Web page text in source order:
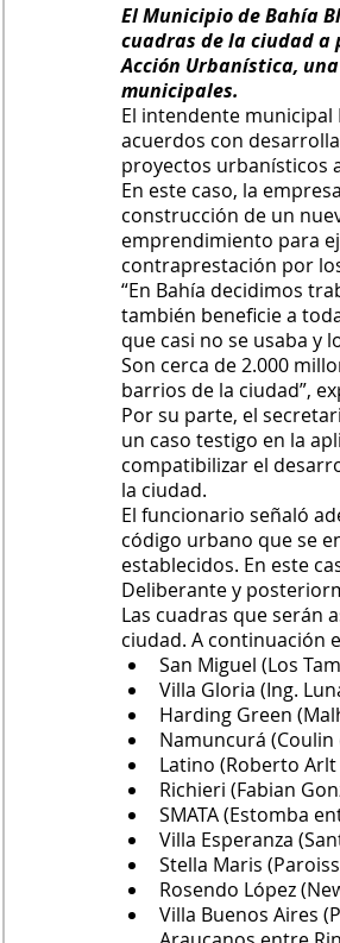
El Municipio de Bahía
cuadras de la ciudad a
Acción Urbanística,
municipales.
El intendente
acuerdos con
proyectos urbanísticos
En este caso, la
construcción de un
emprendimiento para
contraprestación por
“En Bahía decidimos
también beneficie a
que casi no se usaba y
Son cerca de 2.000
barrios de la ciudad”,
Por su parte, el
un caso testigo en la
compatibilizar el
la ciudad.
El funcionario señaló
código urbano que se
establecidos. En este
Deliberante y
Las cuadras que serán
ciudad. A continuación
San Miguel (Los
Villa Gloria (Ing.
Harding Green
Namuncurá (Coulin
Latino (Roberto
Richieri (Fabian
SMATA (Estomba
Villa Esperanza
Stella Maris
Rosendo López
Villa Buenos Aires